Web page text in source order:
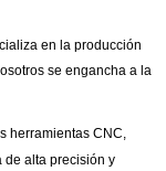
en la producción
se engancha a la
herramientas CNC,
de alta precisión y